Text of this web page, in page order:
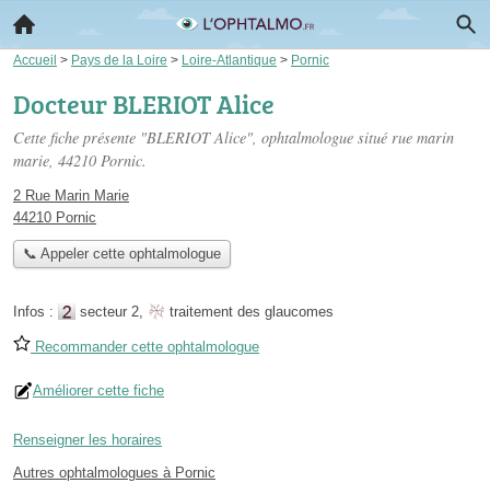
Accueil > Pays de la Loire > Loire-Atlantique > Pornic
Docteur BLERIOT Alice
Cette fiche présente "BLERIOT Alice", ophtalmologue situé rue marin
marie, 44210 Pornic.
2 Rue Marin Marie
44210 Pornic
📞 Appeler cette ophtalmologue
Infos : secteur 2, traitement des glaucomes
Recommander cette ophtalmologue
Améliorer cette fiche
Renseigner les horaires
Autres ophtalmologues à Pornic